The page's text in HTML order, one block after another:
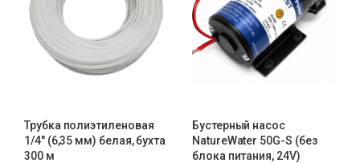
Трубка полиэтиленовая
1/4″ (6,35 мм) белая, бухта
300 м
Бустерный насос
NatureWater 50G-S (без
блока питания, 24V)